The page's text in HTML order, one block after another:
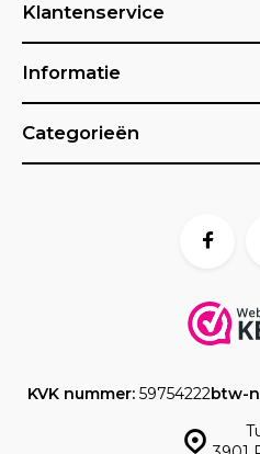
Klantenservice
Informatie
Categorieën
KVK nummer: 59754222btw-